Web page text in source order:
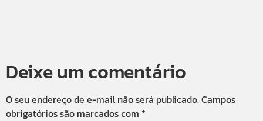
Deixe um comentário
O seu endereço de e-mail não será publicado.Campos
obrigatórios são marcados com *